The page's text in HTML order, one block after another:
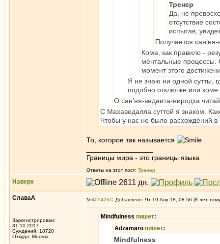
Тренер
Да, не
отсутствие
испытав,
Получается
Кома, как правило -
ментальные процессы.
момент этого
Я не знаю ни одной сутты,
подобно отключке или
О сан'ня-ведаита-ниродха
С Махаведалла суттой я знаком.
Чтобы у нас не было расхождений
То, которое так называется
Границы мира - это границы языка
Ответы на этот пост: Тренер
Наверх
СлаваА
Зарегистрирован:
31.10.2017
Суждений: 18720
Откуда: Москва
№405426 Добавлено: Чт 19 Апр 18, 08:56 (8 лет
Mindfulness пишет:
Adzamaro пишет:
Mindfulness